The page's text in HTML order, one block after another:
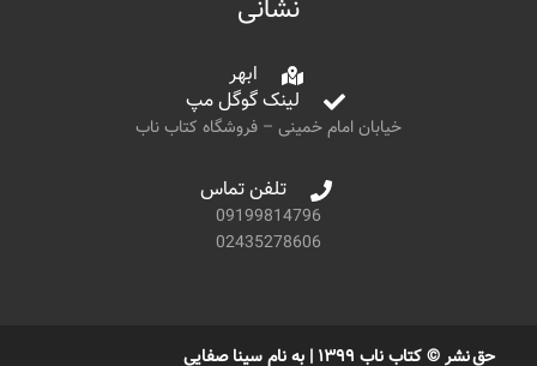
نشانی
ابهر
لینک گوگل مپ
خیابان امام خمینی – فروشگاه کتاب ناب
تلفن تماس
09199814796
02435278606
حق نشر © کتاب ناب ۱۳۹۹ | به نام سینا صفایی